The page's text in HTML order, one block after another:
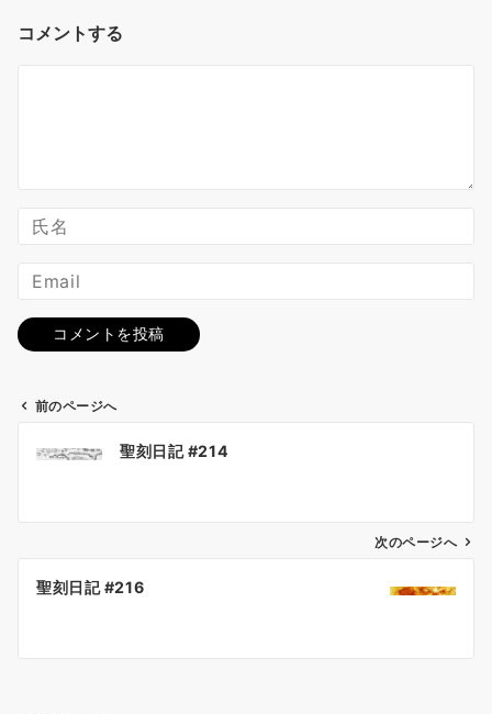
コメントする
ビ
ン
前のページへ
聖刻日記 #214
次のページへ
聖刻日記 #216